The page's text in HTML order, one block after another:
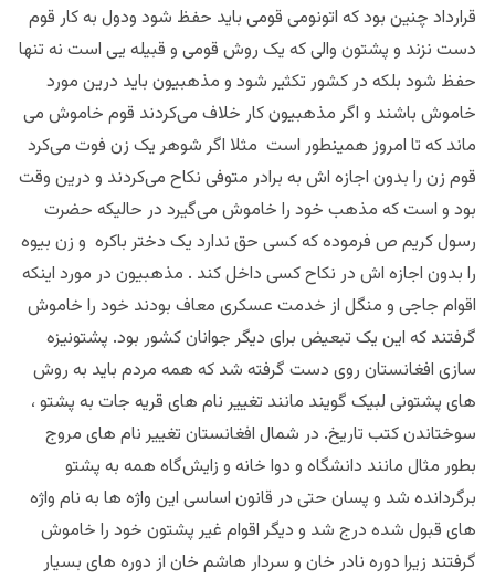
قرارداد چنین بود که اتونومی قومی باید حفظ شود و‌دول به کار قوم
دست نزند و پشتون والی که یک روش قومی و قبیله یی است نه تنها
حفظ شود بلکه در کشور تکثیر شود و مذهبیون باید درین مورد
خاموش باشند و اگر مذهبیون کار خلاف می‌کردند قوم خاموش می
ماند که تا امروز همینطور است مثلا اگر شوهر یک زن فوت می‌کرد
قوم زن را بدون اجازه اش به برادر متوفی نکاح می‌کردند و درین وقت
بود و است که مذهب خود را خاموش می‌گیرد در حالیکه حضرت
رسول کریم ص فرموده که کسی حق ندارد یک دختر باکره و زن بیوه
را بدون اجازه اش در نکاح کسی داخل کند . مذهبیون در مورد اینکه
اقوام جاجی و منگل از خدمت عسکری معاف بودند خود را خاموش
گرفتند که این یک تبعیض برای دیگر جوانان کشور بود. پشتونیزه
سازی افغانستان روی دست گرفته شد که همه مردم باید به روش
های پشتونی لبیک گویند مانند تغییر نام های قریه جات به پشتو ،
سوختاندن کتب تاریخ. در شمال افغانستان تغییر نام های مروج
بطور مثال مانند دانشگاه و دوا خانه و زایش‌گاه همه به پشتو
برگردانده شد و پسان حتی در قانون اساسی این واژه ها به نام واژه
های قبول شده درج شد و دیگر اقوام غیر پشتون خود را خاموش
گرفتند زیرا دوره نادر خان و سردار هاشم خان از دوره های بسیار